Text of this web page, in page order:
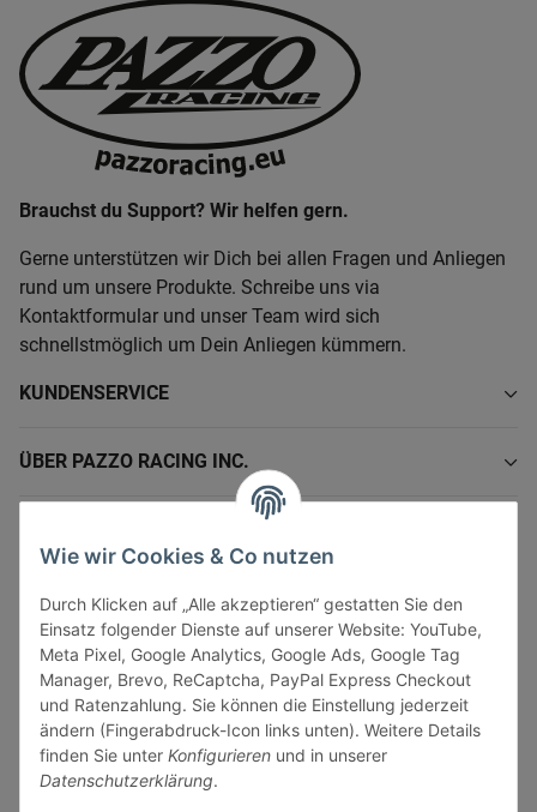
Wie wir Cookies & Co nutzen
Durch Klicken auf „Alle akzeptieren“ gestatten Sie den
Einsatz folgender Dienste auf unserer Website: YouTube,
Meta Pixel, Google Analytics, Google Ads, Google Tag
Manager, Brevo, ReCaptcha, PayPal Express Checkout
und Ratenzahlung. Sie können die Einstellung jederzeit
ändern (Fingerabdruck-Icon links unten). Weitere Details
finden Sie unter Konfigurieren und in unserer
Datenschutzerklärung.
Brauchst du Support? Wir helfen gern.
Gerne unterstützen wir Dich bei allen Fragen und Anliegen
rund um unsere Produkte. Schreibe uns via
Kontaktformular und unser Team wird sich
schnellstmöglich um Dein Anliegen kümmern.
KUNDENSERVICE
ÜBER PAZZO RACING INC.
GESETZLICHE INFORMATIONEN
Vertrag widerrufen
Sicher bezahlen via: